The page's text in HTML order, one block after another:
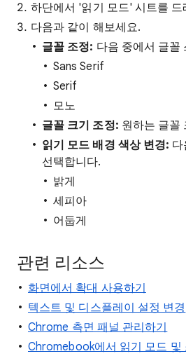
하단에서 '읽기 모드' 시트를 드
다음과 같이 해보세요.
글꼴 조정: 다음 중에서 글꼴
Sans Serif
Serif
모노
글꼴 크기 조정: 원하는 글꼴
읽기 모드 배경 색상 변경:
선택합니다.
밝게
세피아
어둡게
관련 리소스
화면에서 확대 사용하기
텍스트 및 디스플레이 설정 변경
Chrome 측면 패널 관리하기
Chromebook에서 읽기 모드 및